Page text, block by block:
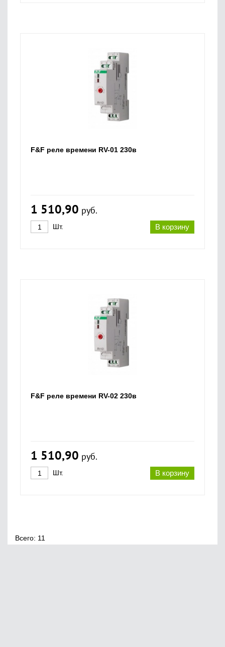
F&F реле времени RV-01 230в
1 510,90 руб.
В корзину
Шт.
F&F реле времени RV-02 230в
1 510,90 руб.
В корзину
Шт.
Всего: 11